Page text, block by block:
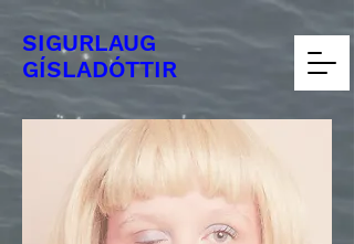
SIGURLAUG
​GÍSLADÓTTIR